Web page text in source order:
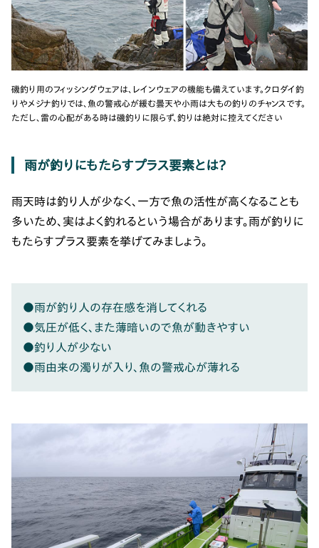
磯釣り用のフィッシングウェアは、レインウェアの機能も備えています。クロダイ釣
りやメジナ釣りでは、魚の警戒心が緩む曇天や小雨は大もの釣りのチャンスです。
ただし、雷の心配がある時は磯釣りに限らず、釣りは絶対に控えてください
雨が釣りにもたらすプラス要素とは？
雨天時は釣り人が少なく、一方で魚の活性が高くなることも
多いため、実はよく釣れるという場合があります。雨が釣りに
もたらすプラス要素を挙げてみましょう。
●雨が釣り人の存在感を消してくれる
●気圧が低く、また薄暗いので魚が動きやすい
●釣り人が少ない
●雨由来の濁りが入り、魚の警戒心が薄れる